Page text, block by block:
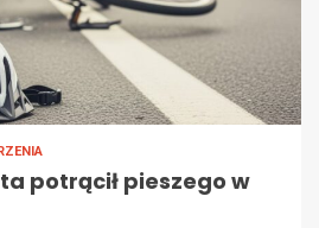
potrącił pieszego w